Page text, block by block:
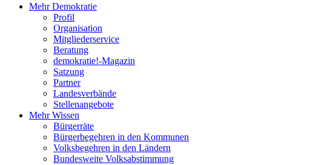
Mehr Demokratie
Profil
Organisation
Mitgliederservice
Beratung
demokratie!-Magazin
Satzung
Partner
Landesverbände
Stellenangebote
Mehr Wissen
Bürgerräte
Bürgerbegehren in den Kommunen
Volksbegehren in den Ländern
Bundesweite Volksabstimmung